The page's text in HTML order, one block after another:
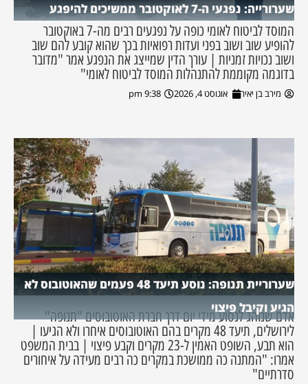
שערורייה: נפגעי ה-7 לאוקטובר ממשיכים להיפגע
המוסד לביטוח לאומי כופה על נפגעים רבים מה-7 באוקטובר
להופיע שוב ושוב בפני ועדות רפואיות בכך שהוא קובע להם שוב
ושוב נכויות זמניות | עורך הדין שמייצג את הנפגע אמר "מדובר
בדוגמה מקוממת להתנהלות המוסד לביטוח לאומי"
מירב בן יאיר אוגוסט 4, 2026 9:38 pm
שערוריית תנופה: נוסע תיעד 48 פעמים שהאוטובוס לא
הגיע וקיבל פיצוי
אדם שנוהג לנסוע מידי יום דרך חברת האוטובוסים "תנופה"
לירושלים, תיעד 48 מקרים בהם האוטובוסים איחרו ולא הגיעו |
הוא תבע, השופט האמין ל-23 מקרים וקבע פיצוי | בבית המשפט
אמרו: "המתנה כה ממושכת במקרים כה רבים מעידה על איחורים
סדרתיים"